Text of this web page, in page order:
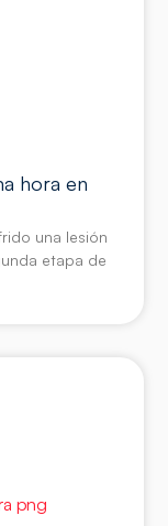
hora en
una lesión
etapa de